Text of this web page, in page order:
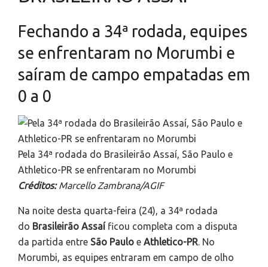
Fechando a 34ª rodada, equipes
se enfrentaram no Morumbi e
saíram de campo empatadas em
0 a 0
Pela 34ª rodada do Brasileirão Assaí, São Paulo e
Athletico-PR se enfrentaram no Morumbi
Créditos:Marcello Zambrana/AGIF
Na noite desta quarta-feira (24), a 34ª rodada
do Brasileirão Assaíficou completa com a disputa
da partida entre São Paulo e Athletico-PR. No
Morumbi, as equipes entraram em campo de olho